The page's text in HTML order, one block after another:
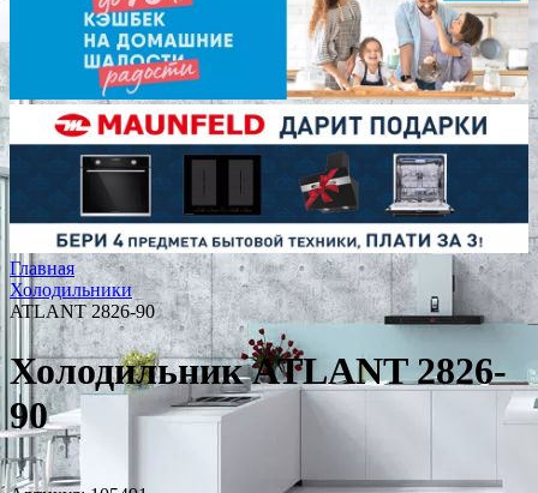
Главная
Холодильники
ATLANT 2826-90
Холодильник ATLANT 2826-
90